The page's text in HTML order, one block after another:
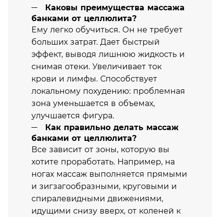
Каковы преимущества массажа
банками от целлюлита?
Ему легко обучиться. Он не требует
больших затрат. Дает быстрый
эффект, выводя лишнюю жидкость и
снимая отеки. Увеличивает ток
крови и лимфы. Способствует
локальному похудению: проблемная
зона уменьшается в объемах,
улучшается фигура.
Как правильно делать массаж
банками от целлюлита?
Все зависит от зоны, которую вы
хотите проработать. Например, на
ногах массаж выполняется прямыми
и зигзагообразными, круговыми и
спиралевидными движениями,
идущими снизу вверх, от коленей к